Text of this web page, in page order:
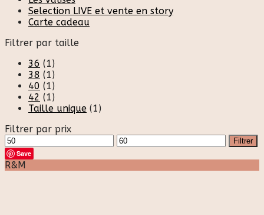
Selection LIVE et vente en story
Carte cadeau
Filtrer par taille
36 (1)
38 (1)
40 (1)
42 (1)
Taille unique (1)
Filtrer par prix
Prix
min
Prix
max
Filtrer
Save
R&M